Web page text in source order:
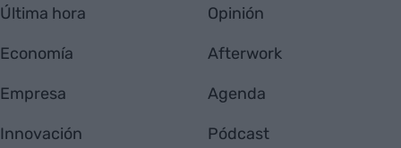
Última hora
Economía
Empresa
Innovación
Opinión
Afterwork
Agenda
Pódcast